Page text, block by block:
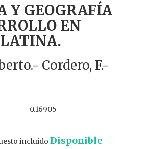
Y GEOGRAFÍA
EN
Cordero, F.-
0.16905
incluido Disponible